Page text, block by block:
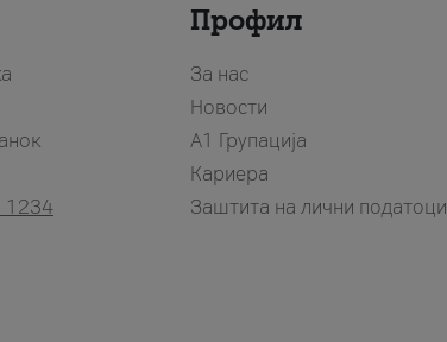
1234
Профил
За нас
Новости
А1 Групација
Кариера
Заштита на лични податоци